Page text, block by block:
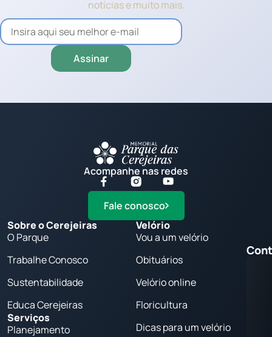
notícias e muito mais.
Acompanhe nas redes
Fale conosco
Sobre o Cerejeiras
O Parque
Trabalhe Conosco
Sustentabilidade
Educa Cerejeiras
Serviços
Planejamento
Velório
Vou a um velório
Obituários
Velório online
Floricultura
Dicas para um velório